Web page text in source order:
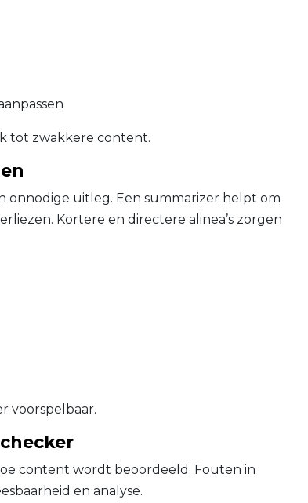
tot zwakkere content.
onnodige uitleg. Een summarizer helpt om
Kortere en directere alinea’s zorgen
voorspelbaar.
content wordt beoordeeld. Fouten in
en analyse.